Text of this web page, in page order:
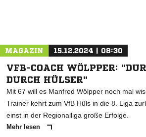
MAGAZIN 15.12.2024 | 08:30
VFB-COACH WÖLPPER:
DURCH HÜLSER"
Mit 67 will es Manfred Wölpper noch mal
Trainer kehrt zum VfB Hüls in die 8. Liga
einst in der Regionalliga große Erfolge.
Mehr lesen